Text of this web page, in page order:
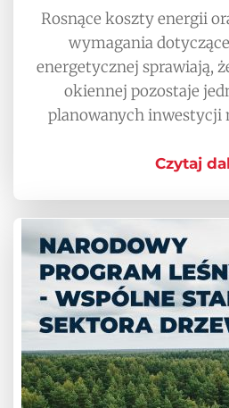
Rosnące koszty energii
wymagania
energetycznej sprawiają,
okiennej pozostaje
planowanych inwestycji
Czytaj